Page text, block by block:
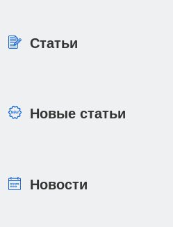
Статьи
Новые статьи
Новости